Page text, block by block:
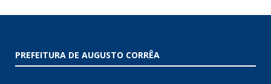
PREFEITURA DE AUGUSTO CORRÊA